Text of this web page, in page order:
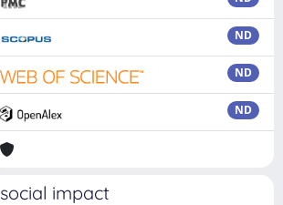
ND
ND
ND
social impact